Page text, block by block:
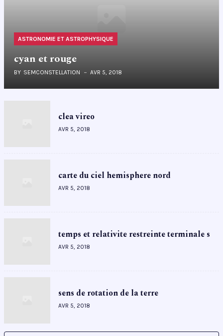
ASTRONOMIE ET ASTROPHYSIQUE
cyan et rouge
BY SEMCONSTELLATION AVR 5, 2018
clea vireo
AVR 5, 2018
carte du ciel hemisphere nord
AVR 5, 2018
temps et relativite restreinte terminale s
AVR 5, 2018
sens de rotation de la terre
AVR 5, 2018